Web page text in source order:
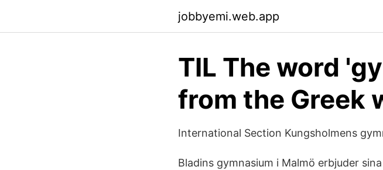
jobbyemi.web.app
TIL The word
from the Greek
International Section Kungsholmens
Bladins gymnasium i Malmö erbjuder